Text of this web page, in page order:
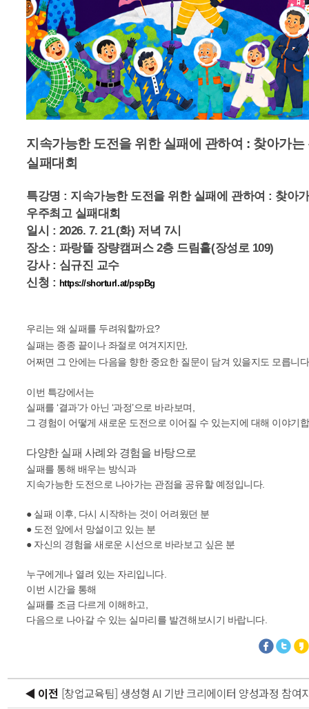
지속가능한 도전을 위한 실패에 관하여 : 찾아가는
실패대회
특강명 : 지속가능한 도전을 위한 실패에 관하여 : 찾아
우주최고 실패대회
일시 : 2026. 7. 21.(화) 저녁 7시
장소 : 파랑뜰 장량캠퍼스 2층 드림홀(장성로 109)
강사 : 심규진 교수
신청 : https://shorturl.at/pspBg
우리는 왜 실패를 두려워할까요?
실패는 종종 끝이나 좌절로 여겨지지만,
어쩌면 그 안에는 다음을 향한 중요한 질문이 담겨 있을지도 모릅니
이번 특강에서는
실패를 ‘결과’가 아닌 ‘과정’으로 바라보며,
그 경험이 어떻게 새로운 도전으로 이어질 수 있는지에 대해 이야기
다양한 실패 사례와 경험을 바탕으로
실패를 통해 배우는 방식과
지속가능한 도전으로 나아가는 관점을 공유할 예정입니다.
● 실패 이후, 다시 시작하는 것이 어려웠던 분
● 도전 앞에서 망설이고 있는 분
● 자신의 경험을 새로운 시선으로 바라보고 싶은 분
누구에게나 열려 있는 자리입니다.
이번 시간을 통해
실패를 조금 다르게 이해하고,
다음으로 나아갈 수 있는 실마리를 발견해보시기 바랍니다.
◀ 이전 [창업교육팀] 생성형 AI 기반 크리에이터 양성과정 참여